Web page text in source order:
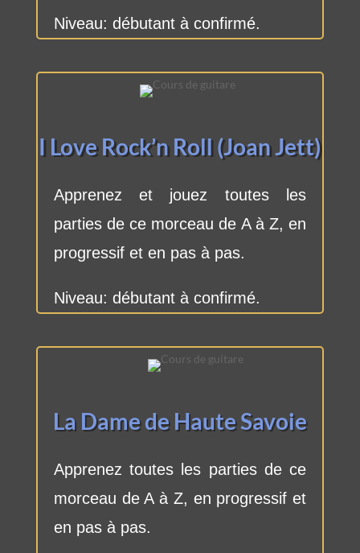
Niveau: débutant à confirmé.
I Love Rock’n Roll (Joan Jett)
Apprenez et jouez toutes les
parties de ce morceau de A à Z, en
progressif et en pas à pas.
Niveau: débutant à confirmé.
La Dame de Haute Savoie
Apprenez toutes les parties de ce
morceau de A à Z, en progressif et
en pas à pas.